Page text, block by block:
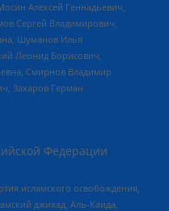
Алексей Геннадьевич,
Сергей Владимирович,
Шуманов Илья
Леонид Борисович,
Смирнов Владимир
Захаров Герман
Федерации
исламского освобождения,
джихад, Аль-Каида,